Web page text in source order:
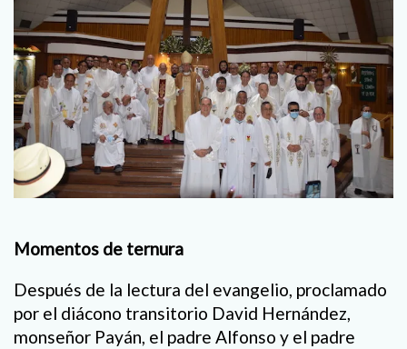
Momentos de ternura
Después de la lectura del evangelio, proclamado
por el diácono transitorio David Hernández,
monseñor Payán, el padre Alfonso y el padre